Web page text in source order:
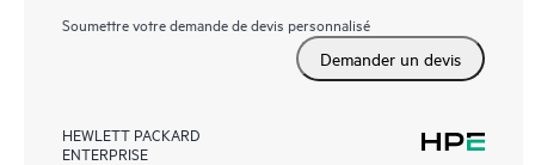
Soumettre votre demande de devis personnalisé
Demander un devis
HEWLETT PACKARD
ENTERPRISE